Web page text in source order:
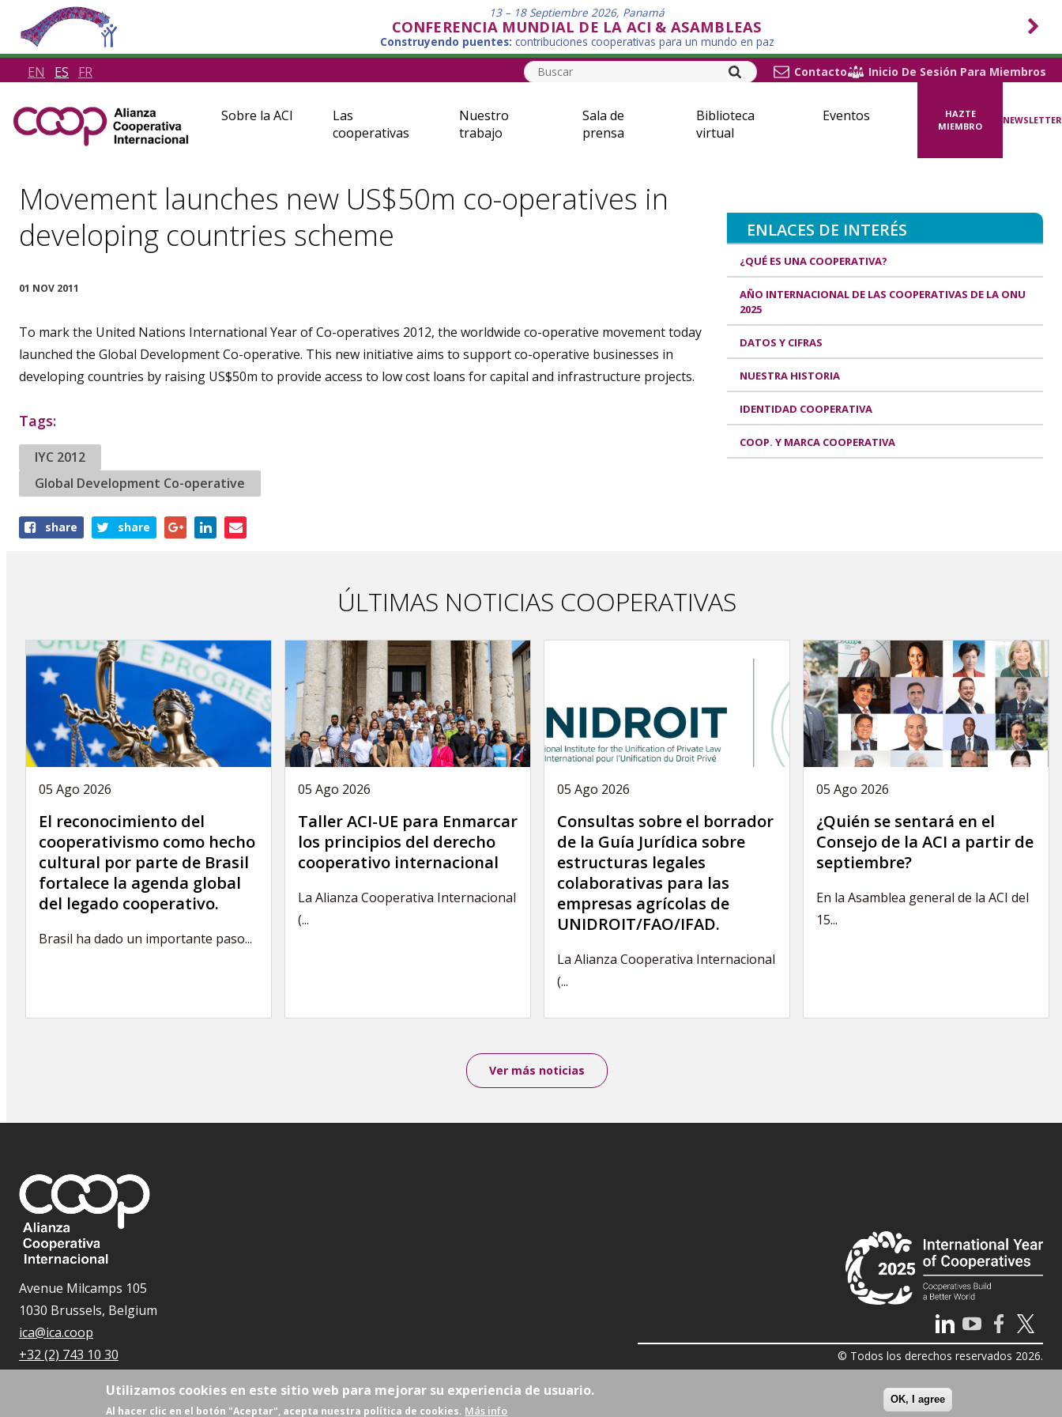
13 – 18 Septiembre 2026, Panamá
CONFERENCIA MUNDIAL DE LA ACI & ASAMBLEAS
Construyendo puentes: contribuciones cooperativas para un mundo en paz
EN ES FR Contacto Inicio De Sesión Para Miembros
Sobre la ACI
Las
cooperativas
Nuestro
trabajo
Sala de
prensa
Biblioteca
virtual
Eventos
HAZTE
MIEMBRO
NEWSLETTER
Movement launches new US$50m co-operatives in
developing countries scheme
01 NOV 2011
To mark the United Nations International Year of Co-operatives 2012, the worldwide co-operative movement today
launched the Global Development Co-operative. This new initiative aims to support co-operative businesses in
developing countries by raising US$50m to provide access to low cost loans for capital and infrastructure projects.
Tags:
IYC 2012
Global Development Co-operative
Shareshare share
ÚLTIMAS NOTICIAS COOPERATIVAS
05 Ago 2026
El reconocimiento del
cooperativismo como hecho
cultural por parte de Brasil
fortalece la agenda global
del legado cooperativo.
Brasil ha dado un importante paso...
05 Ago 2026
Taller ACI-UE para Enmarcar
los principios del derecho
cooperativo internacional
La Alianza Cooperativa Internacional
(...
05 Ago 2026
Consultas sobre el borrador
de la Guía Jurídica sobre
estructuras legales
colaborativas para las
empresas agrícolas de
UNIDROIT/FAO/IFAD.
La Alianza Cooperativa Internacional
(...
05 Ago 2026
¿Quién se sentará en el
Consejo de la ACI a partir de
septiembre?
En la Asamblea general de la ACI del
15...
Ver más noticias
ENLACES DE INTERÉS
¿QUÉ ES UNA COOPERATIVA?
AÑO INTERNACIONAL DE LAS COOPERATIVAS DE LA ONU
2025
DATOS Y CIFRAS
NUESTRA HISTORIA
IDENTIDAD COOPERATIVA
COOP. Y MARCA COOPERATIVA
Avenue Milcamps 105
1030 Brussels, Belgium
ica@ica.coop
+32 (2) 743 10 30
© Todos los derechos reservados 2026.
Utilizamos cookies en este sitio web para mejorar su experiencia de usuario.
Al hacer clic en el botón "Aceptar", acepta nuestra política de cookies. Más info
OK, I agree